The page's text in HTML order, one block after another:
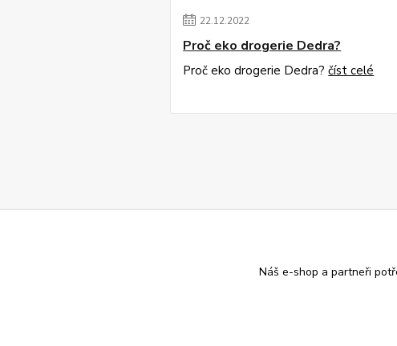
22.12.2022
Proč eko drogerie Dedra?
Proč eko drogerie Dedra?číst celé
Náš e-shop a partneři